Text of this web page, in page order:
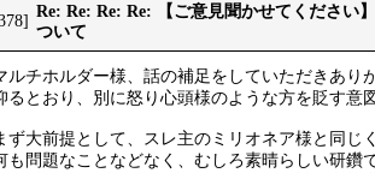
Re: Re: Re: Re: 【ご意見聞かせてください
ついて
ルチホルダー様、話の補足をしていただきあり
るとおり、別に怒り心頭様のような方を貶す意
ず大前提として、スレ主のミリオネア様と同じ
も問題なことなどなく、むしろ素晴らしい研鑽